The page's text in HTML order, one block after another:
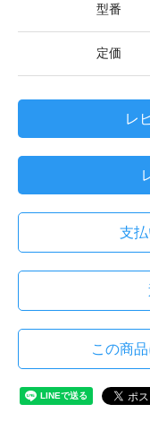
型番
定価
レ
支
この商